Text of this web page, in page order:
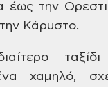
έως την
Κάρυστο.
χαμηλό,